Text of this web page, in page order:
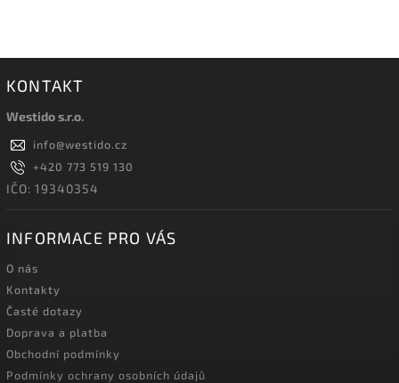
KONTAKT
Westido s.r.o.
info@westido.cz
+420 773 519 130
IČO: 19340354
INFORMACE PRO VÁS
O nás
Kontakty
Časté dotazy
Doprava a platba
Obchodní podmínky
Podmínky ochrany osobních údajů